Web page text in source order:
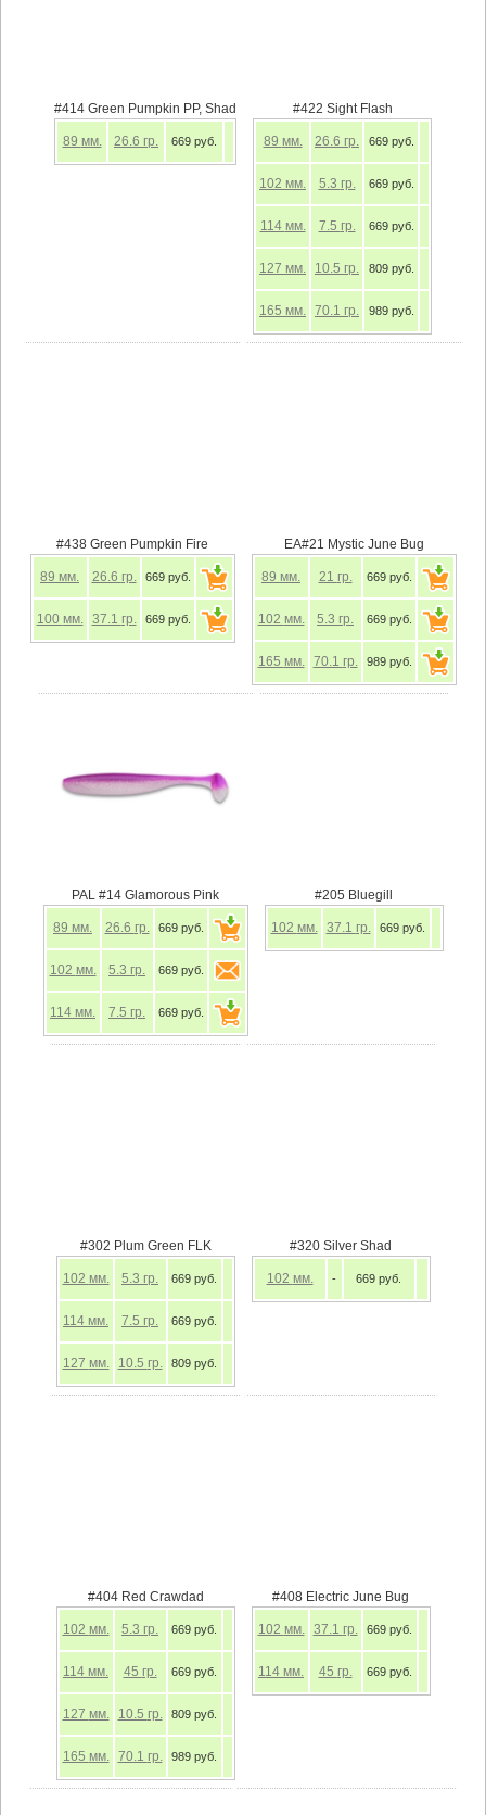
#414 Green Pumpkin PP, Shad
89 мм. 26.6 гр. 669 руб.
#422 Sight Flash
89 мм. 26.6 гр. 669 руб.
102 мм. 5.3 гр. 669 руб.
114 мм. 7.5 гр. 669 руб.
127 мм. 10.5 гр. 809 руб.
165 мм. 70.1 гр. 989 руб.
#438 Green Pumpkin Fire
89 мм. 26.6 гр. 669 руб.
100 мм. 37.1 гр. 669 руб.
EA#21 Mystic June Bug
89 мм. 21 гр. 669 руб.
102 мм. 5.3 гр. 669 руб.
165 мм. 70.1 гр. 989 руб.
PAL #14 Glamorous Pink
89 мм. 26.6 гр. 669 руб.
102 мм. 5.3 гр. 669 руб.
114 мм. 7.5 гр. 669 руб.
#205 Bluegill
102 мм. 37.1 гр. 669 руб.
#302 Plum Green FLK
102 мм. 5.3 гр. 669 руб.
114 мм. 7.5 гр. 669 руб.
127 мм. 10.5 гр. 809 руб.
#320 Silver Shad
102 мм. - 669 руб.
#404 Red Crawdad
102 мм. 5.3 гр. 669 руб.
114 мм. 45 гр. 669 руб.
127 мм. 10.5 гр. 809 руб.
165 мм. 70.1 гр. 989 руб.
#408 Electric June Bug
102 мм. 37.1 гр. 669 руб.
114 мм. 45 гр. 669 руб.